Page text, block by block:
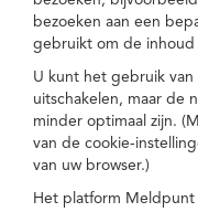
bezoeken aan een
gebruikt om de
U kunt het gebruik van
uitschakelen, maar de
minder optimaal zijn.
van de cookie-
van uw browser.)
Het platform Meldpunt